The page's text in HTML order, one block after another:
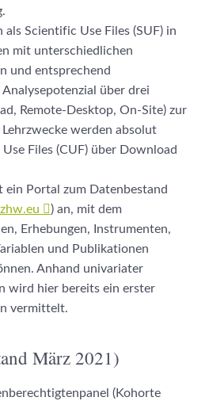
als Scientific Use Files (SUF) in
mit unterschiedlichen
und entsprechend
über drei
Remote-Desktop, On-Site) zur
werden absolut
Files (CUF) über Download
Portal zum Datenbestand
) an, mit dem
Erhebungen, Instrumenten,
und Publikationen
Anhand univariater
wird hier bereits ein erster
vermittelt.
März 2021)
(Kohorte